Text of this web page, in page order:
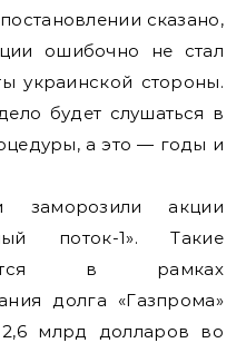
сказано,
ошибочно не стал
украинской стороны.
будет слушаться в
а это — годы и
заморозили акции
поток-1». Такие
в рамках
долга «Газпрома»
млрд долларов во